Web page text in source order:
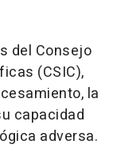
del Consejo
(CSIC),
la
capacidad
adversa.